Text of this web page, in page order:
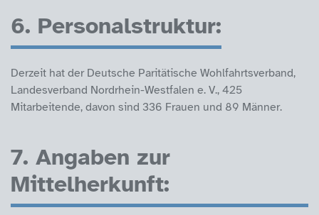
6. Personalstruktur:
Derzeit hat der Deutsche Paritätische Wohlfahrtsverband,
Landesverband Nordrhein-Westfalen e. V., 425
Mitarbeitende, davon sind 336 Frauen und 89 Männer.
7. Angaben zur
Mittelherkunft: